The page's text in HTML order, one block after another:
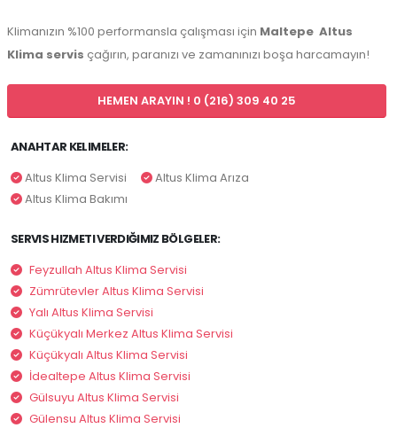
Klimanızın %100 performansla çalışması için Maltepe Altus
Klima servis çağırın, paranızı ve zamanınızı boşa harcamayın!
HEMEN ARAYIN ! 0 (216) 309 40 25
ANAHTAR KELIMELER:
Altus Klima Servisi
Altus Klima Arıza
Altus Klima Bakımı
SERVIS HIZMETI VERDIĞIMIZ BÖLGELER:
Feyzullah Altus Klima Servisi
Zümrütevler Altus Klima Servisi
Yalı Altus Klima Servisi
Küçükyalı Merkez Altus Klima Servisi
Küçükyalı Altus Klima Servisi
İdealtepe Altus Klima Servisi
Gülsuyu Altus Klima Servisi
Gülensu Altus Klima Servisi